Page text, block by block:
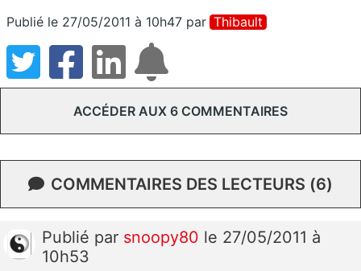
Publié le 27/05/2011 à 10h47 par Thibault
ACCÉDER AUX 6 COMMENTAIRES
COMMENTAIRES DES LECTEURS (6)
Publié par snoopy80 le 27/05/2011 à
10h53